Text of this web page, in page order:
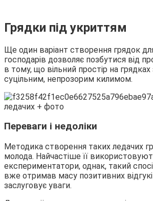
Грядки під укриттям
Ще один варіант створення грядок
господарів дозволяє позбутися від
в тому, що вільний простір на
суцільним, непрозорим килимом.
Переваги і недоліки
Методика створення таких ледачих
молода. Найчастіше її
експериментатори, однак, такий
вже отримав масу позитивних
заслуговує уваги.